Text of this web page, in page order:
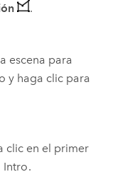
.
escena para
y haga clic para
clic en el primer
Intro.